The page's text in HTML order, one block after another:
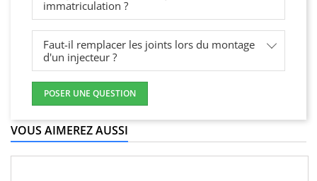
immatriculation ?
Faut-il remplacer les joints lors du montage
d'un injecteur ?
POSER UNE QUESTION
VOUS AIMEREZ AUSSI